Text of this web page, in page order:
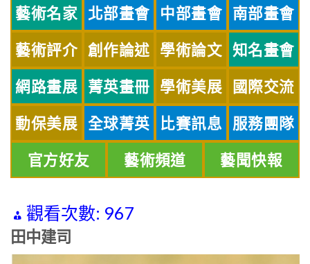
藝術名家 北部畫會 中部畫會 南部畫會
藝術評介 創作論述 學術論文 知名畫會
網路畫展 菁英畫冊 學術美展 國際交流
動保美展 全球菁英 比賽訊息 服務團隊
官方好友 藝術頻道 藝聞快報
觀看次數: 967
田中建司